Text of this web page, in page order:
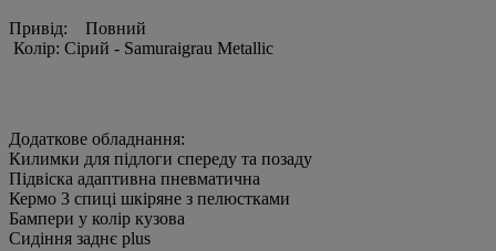
Привід: Повний
Колір: Сірий - Samuraigrau Metallic
Додаткове обладнання:
Килимки для підлоги спереду та позаду
Підвіска адаптивна пневматична
Кермо 3 спиці шкіряне з пелюстками
Бампери у колір кузова
Сидіння заднє plus